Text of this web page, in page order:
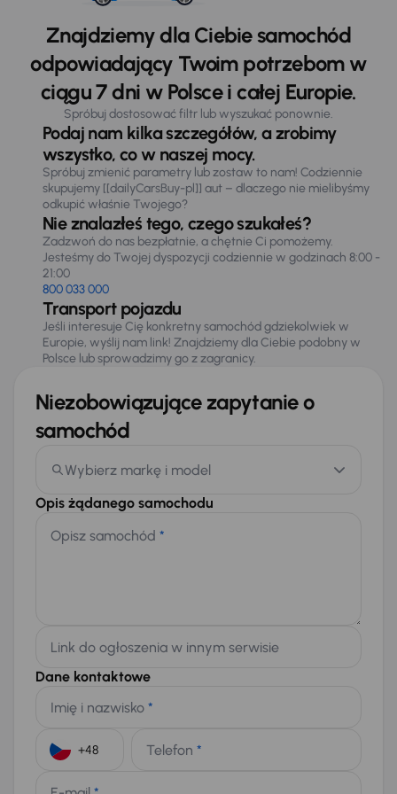
Znajdziemy dla Ciebie samochód
odpowiadający Twoim potrzebom w
ciągu 7 dni w Polsce i całej Europie.
Spróbuj dostosować filtr lub wyszukać ponownie.
Podaj nam kilka szczegółów, a zrobimy
wszystko, co w naszej mocy.
Spróbuj zmienić parametry lub zostaw to nam! Codziennie
skupujemy [[dailyCarsBuy-pl]] aut – dlaczego nie mielibyśmy
odkupić właśnie Twojego?
Nie znalazłeś tego, czego szukałeś?
Zadzwoń do nas bezpłatnie, a chętnie Ci pomożemy.
Jesteśmy do Twojej dyspozycji codziennie w godzinach 8:00 -
21:00
800 033 000
Transport pojazdu
Jeśli interesuje Cię konkretny samochód gdziekolwiek w
Europie, wyślij nam link! Znajdziemy dla Ciebie podobny w
Polsce lub sprowadzimy go z zagranicy.
Niezobowiązujące zapytanie o
samochód
Wybierz markę i model
Opis żądanego samochodu
Opisz samochód *
Link do ogłoszenia w innym serwisie
Dane kontaktowe
Imię i nazwisko *
Telefon *